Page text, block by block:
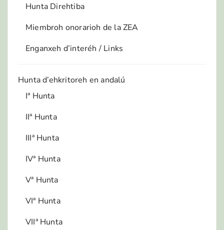
Hunta Direhtiba
Miembroh onorarioh de la ZEA
Enganxeh d’interéh / Links
Hunta d’ehkritoreh en andalú
Iª Hunta
IIª Hunta
IIIª Hunta
IVª Hunta
Vª Hunta
VIª Hunta
VIIª Hunta